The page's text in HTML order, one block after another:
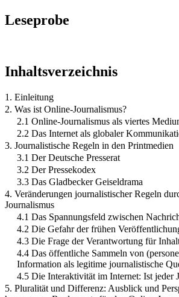
Leseprobe
Inhaltsverzeichnis
1. Einleitung
2. Was ist Online-Journalismus?
2.1 Online-Journalismus als viertes
2.2 Das Internet als globaler
3. Journalistische Regeln in den Printmedien
3.1 Der Deutsche Presserat
3.2 Der Pressekodex
3.3 Das Gladbecker Geiseldrama
4. Veränderungen journalistischer Regeln
Journalismus
4.1 Das Spannungsfeld zwischen
4.2 Die Gefahr der frühen
4.3 Die Frage der Verantwortung für
4.4 Das öffentliche Sammeln von
Information als legitime journalistische
4.5 Die Interaktivität im Internet: Ist jeder
5. Pluralität und Differenz: Ausblick und